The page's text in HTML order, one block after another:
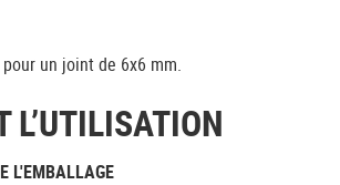
un joint de 6x6 mm.
L’UTILISATION
L'EMBALLAGE